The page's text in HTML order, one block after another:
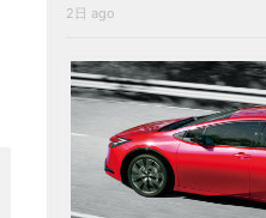
2日 ago